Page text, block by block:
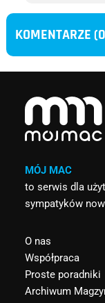
KOMENTARZE
MÓJ MAC
to serwis dla
sympatyków
O nas
Współpraca
Proste poradniki
Archiwum